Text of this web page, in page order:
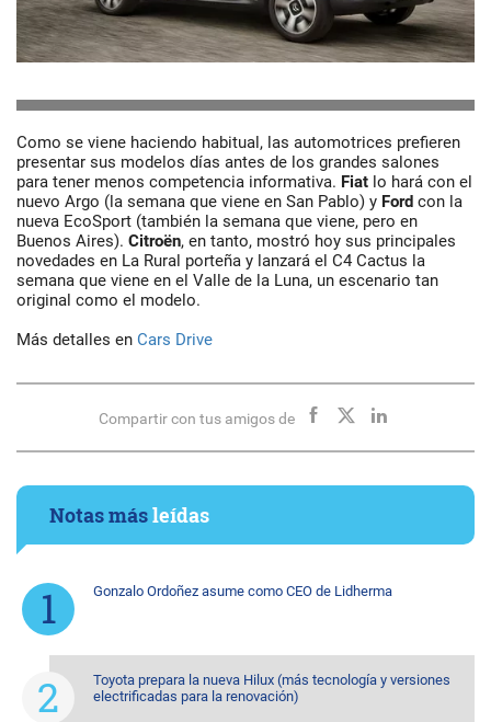
Como se viene haciendo habitual, las automotrices prefieren
presentar sus modelos días antes de los grandes salones
para tener menos competencia informativa. Fiat lo hará con el
nuevo Argo (la semana que viene en San Pablo) y Ford con la
nueva EcoSport (también la semana que viene, pero en
Buenos Aires). Citroën, en tanto, mostró hoy sus principales
novedades en La Rural porteña y lanzará el C4 Cactus la
semana que viene en el Valle de la Luna, un escenario tan
original como el modelo.
Más detalles en Cars Drive
Compartir con tus amigos de
Notas másleídas
Gonzalo Ordoñez asume como CEO de Lidherma
Toyota prepara la nueva Hilux (más tecnología y versiones
electrificadas para la renovación)